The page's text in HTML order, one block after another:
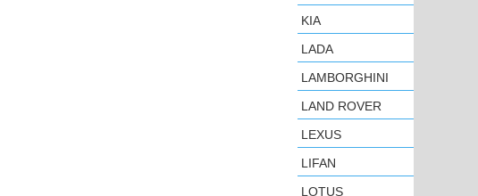
KIA
LADA
LAMBORGHINI
LAND ROVER
LEXUS
LIFAN
LOTUS